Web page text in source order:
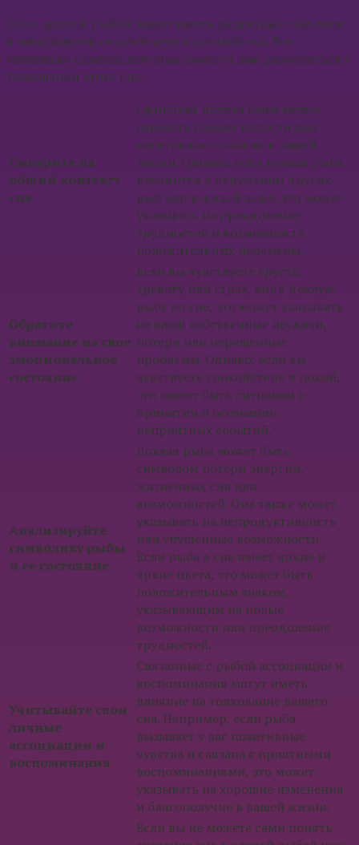
Сон с дохлой рыбой может иметь различные значения
в зависимости от контекста и деталей сна. Вот
несколько советов, которые помогут вам разобраться в
толковании этого сна:
Смотрите на
общий контекст
сна
Одинокая дохлая рыба может
означать плохие новости или
негативные события в вашей
жизни. Однако, если дохлая рыба
находится в окружении других
рыб или в живой воде, это может
указывать на преодоление
трудностей и возможности
положительных перемены.
Обратите
внимание на свое
эмоциональное
состояние
Если вы чувствуете грусть,
тревогу или страх, видя дохлую
рыбу во сне, это может указывать
на ваши собственные неудачи,
потери или нерешенные
проблемы. Однако, если вы
чувствуете спокойствие и покой,
это может быть сигналом о
принятии и осознании
неприятных событий.
Анализируйте
символику рыбы
и ее состояние
Дохлая рыба может быть
символом потери энергии,
жизненных сил или
возможностей. Она также может
указывать на непродуктивность
или упущенные возможности.
Если рыба в сне имеет яркие и
яркие цвета, это может быть
положительным знаком,
указывающим на новые
возможности или преодоление
трудностей.
Учитывайте свои
личные
ассоциации и
воспоминания
Связанные с рыбой ассоциации и
воспоминания могут иметь
влияние на толкование вашего
сна. Например, если рыба
вызывает у вас позитивные
чувства и связана с приятными
воспоминаниями, это может
указывать на хорошие изменения
и благополучие в вашей жизни.
Если вы не можете сами понять